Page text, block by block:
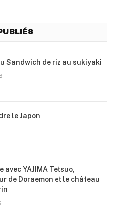
Sandwich de riz au sukiyaki
le Japon
avec YAJIMA Tetsuo,
de Doraemon et le château